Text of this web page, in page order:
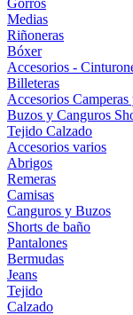
Gorros
Medias
Riñoneras
Bóxer
Accesorios -
Billeteras
Accesorios
Buzos y Canguros
Tejido Calzado
Accesorios varios
Abrigos
Remeras
Camisas
Canguros y Buzos
Shorts de baño
Pantalones
Bermudas
Jeans
Tejido
Calzado